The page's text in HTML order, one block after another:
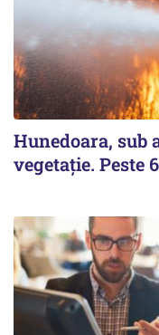
Hunedoara, sub
vegetație. Peste